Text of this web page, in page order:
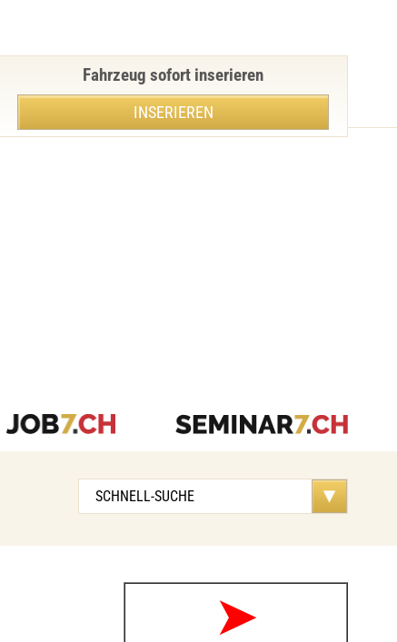
Fahrzeug sofort inserieren
INSERIEREN